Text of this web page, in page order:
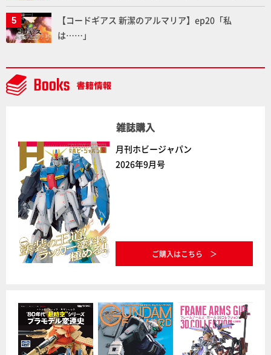
作【ガンダムフォワード Vol.11抜粋】
【コードギアス 新潔のアルマリア】ep20「私
は……」
雑誌購入
月刊ホビージャパン
2026年9月号
ご購入はこちら